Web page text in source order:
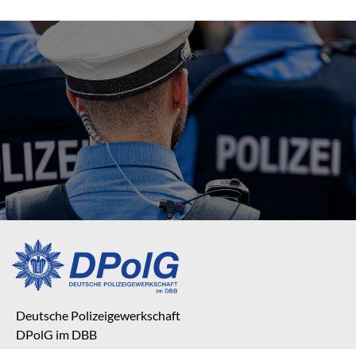
Deutsche Polizeigewerkschaft
DPolG im DBB